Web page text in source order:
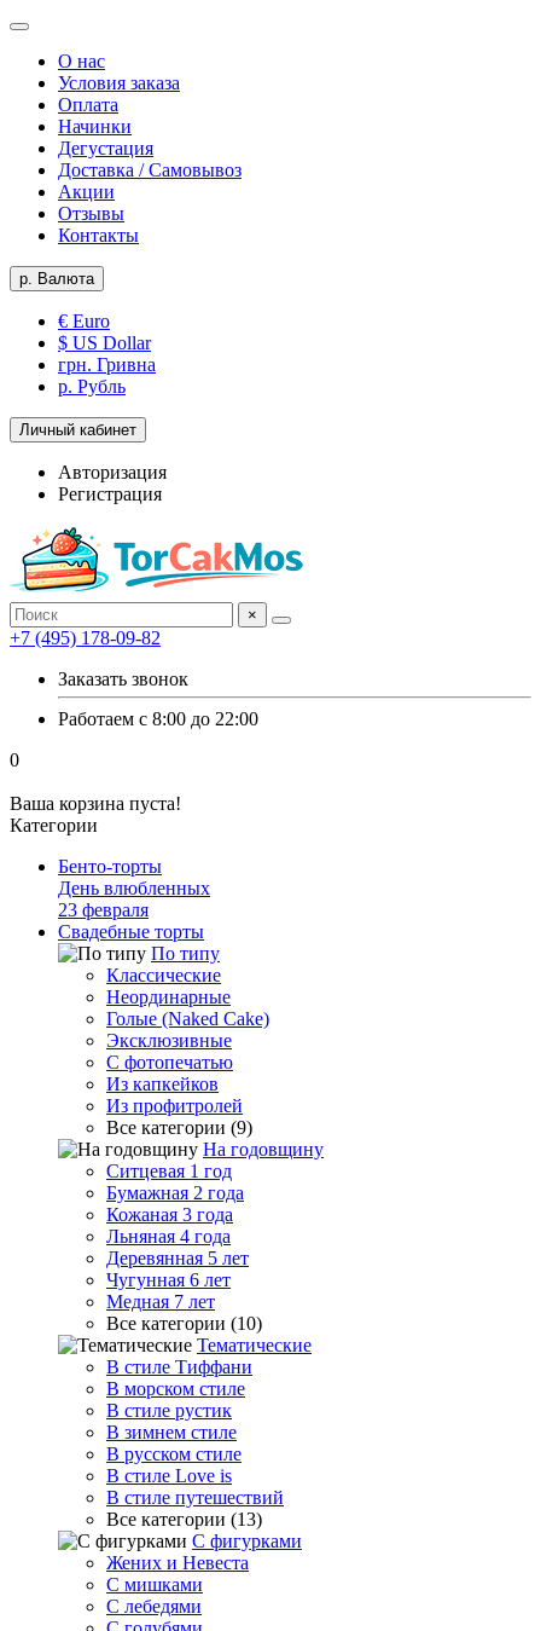
О нас
Условия заказа
Оплата
Начинки
Дегустация
Доставка / Самовывоз
Акции
Отзывы
Контакты
р. Валюта
€ Euro
$ US Dollar
грн. Гривна
р. Рубль
Личный кабинет
Авторизация
Регистрация
×
+7 (495) 178-09-82
Заказать звонок
Работаем с 8:00 до 22:00
0
Ваша корзина пуста!
Категории
Бенто-торты
День влюбленных
23 февраля
Свадебные торты
По типу
Классические
Неординарные
Голые (Naked Cake)
Эксклюзивные
С фотопечатью
Из капкейков
Из профитролей
Все категории (9)
На годовщину
Ситцевая 1 год
Бумажная 2 года
Кожаная 3 года
Льняная 4 года
Деревянная 5 лет
Чугунная 6 лет
Медная 7 лет
Все категории (10)
Тематические
В стиле Тиффани
В морском стиле
В стиле рустик
В зимнем стиле
В русском стиле
В стиле Love is
В стиле путешествий
Все категории (13)
С фигурками
Жених и Невеста
С мишками
С лебедями